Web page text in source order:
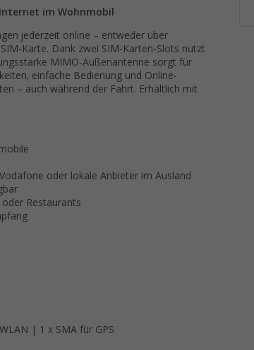
im Wohnmobil
jederzeit online – entweder über
Karte. Dank zwei SIM-Karten-Slots nutzt
MIMO-Außenantenne sorgt für
einfache Bedienung und Online-
– auch während der Fahrt. Erhältlich mit
oder lokale Anbieter im Ausland
Restaurants
| 1 x SMA für GPS